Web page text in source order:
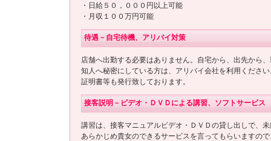
・日給５０，０００円以上可能
・月収１００万円可能
待遇－自宅待機、アリバイ対策
店舗へ出勤する必要はありません。自宅から、出先から
知人へ秘密にしている方は、アリバイ会社を利用くださ
証明書等も発行致しております。
接客説明－ビデオ・ＤＶＤによる講習、ソフトサービス
講習は、接客マニュアルビデオ・ＤＶＤの貸し出しで、
あらかじめ貴女のできるサービスを言ってもらいますの